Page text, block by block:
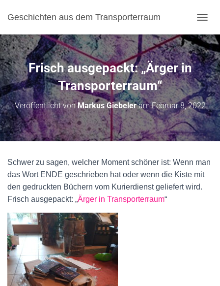
Geschichten aus dem Transporterraum
A
V
I
G
A
T
I
O
N
U
M
S
A
L
Frisch ausgepackt: „Ärger in
Transporterraum“
Veröffentlicht vonMarkus GiebeleramFebruar 8, 2022
Schwer zu sagen, welcher Moment schöner ist: Wenn man
das Wort ENDE geschrieben hat oder wenn die Kiste mit
den gedruckten Büchern vom Kurierdienst geliefert wird.
Frisch ausgepackt: „Ärger in Transporterraum“